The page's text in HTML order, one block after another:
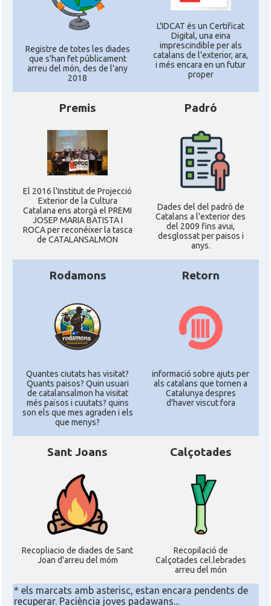
Registre de totes les diades
que s'han fet públicament
arreu del món, des de l'any
2018
L'IDCAT és un Certificat
Digital, una eina
imprescindible per als
catalans de l'exterior, ara,
i més encara en un futur
proper
Premis
El 2016 l'Institut de Projecció
Exterior de la Cultura
Catalana ens atorgà el PREMI
JOSEP MARIA BATISTA I
ROCA per reconéixer la tasca
de CATALANSALMON
Padró
Dades del del padró de
Catalans a l'exterior des
del 2009 fins avui,
desglossat per paisos i
anys.
Rodamons
Quantes ciutats has visitat?
Quants paisos? Quin usuari
de catalansalmon ha visitat
més països i cuutats? quins
son els que mes agraden i els
que menys?
Retorn
informació sobre ajuts per
als catalans que tornen a
Catalunya despres
d'haver viscut fora
Sant Joans
Recopliacio de diades de Sant
Joan d'arreu del móm
Calçotades
Recopilació de
Calçotades cel.lebrades
arreu del món
* els marcats amb asterisc, estan encara pendents de
recuperar. Paciència joves padawans...